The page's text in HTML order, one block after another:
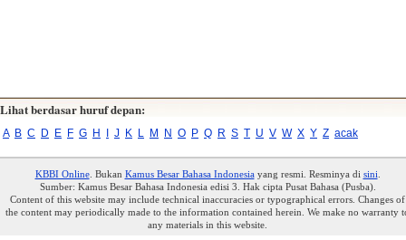
Lihat berdasar huruf depan:
A B C D E F G H J K L M N O P Q R S T U V W X Y Z acak
KBBI Online. Bukan Kamus Besar Bahasa Indonesiayang resmi. Resminya di sini
Sumber: Kamus Besar Bahasa Indonesia edisi 3. Hak cipta Pusat Bahasa (Pusba).
Content of this website may include technical inaccuracies or typographical errors. Changes of
the content may periodically made to the information contained herein. We make no warranty
any materials in this website.